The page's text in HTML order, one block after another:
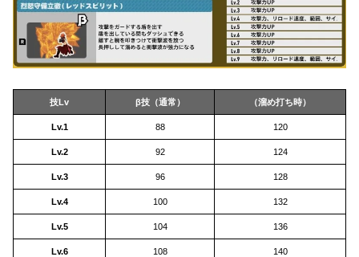
技Lv β技（通常） （溜め打ち時）
Lv.1 88 120
Lv.2 92 124
Lv.3 96 128
Lv.4 100 132
Lv.5 104 136
Lv.6 108 140